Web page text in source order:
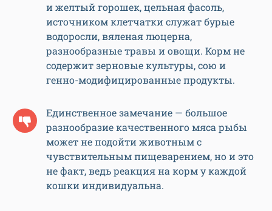
и желтый горошек, цельная фасоль,
источником клетчатки служат бурые
водоросли, вяленая люцерна,
разнообразные травы и овощи. Корм не
содержит зерновые культуры, сою и
генно-модифицированные продукты.
Единственное замечание — большое
разнообразие качественного мяса рыбы
может не подойти животным с
чувствительным пищеварением, но и это
не факт, ведь реакция на корм у каждой
кошки индивидуальна.